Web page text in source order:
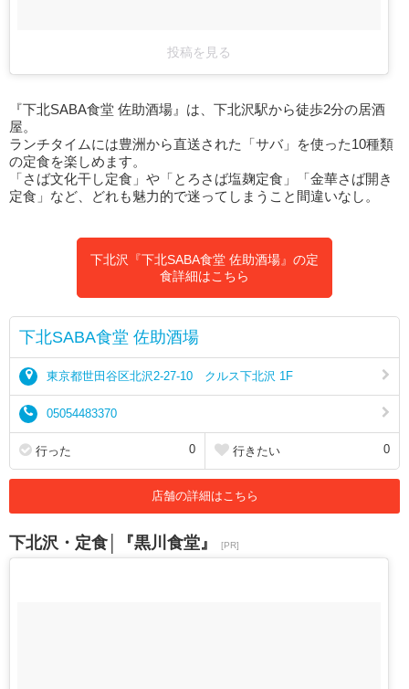
投稿を見る
『下北SABA食堂 佐助酒場』は、下北沢駅から徒歩2分の居酒
屋。
ランチタイムには豊洲から直送された「サバ」を使った10種類
の定食を楽しめます。
「さば文化干し定食」や「とろさば塩麹定食」「金華さば開き
定食」など、どれも魅力的で迷ってしまうこと間違いなし。
下北沢『下北SABA食堂 佐助酒場』の定
食詳細はこちら
下北SABA食堂 佐助酒場
東京都世田谷区北沢2-27-10 クルス下北沢 1F
05054483370
行った 0 行きたい 0
店舗の詳細はこちら
下北沢・定食│『黒川食堂』 [PR]